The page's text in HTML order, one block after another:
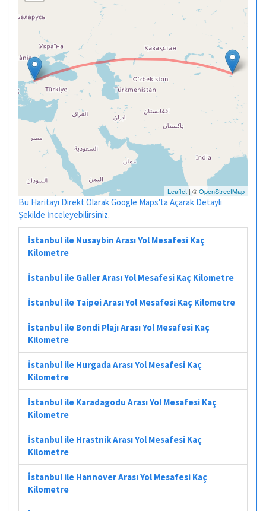
Leaflet | ©OpenStreetMap
Bu Haritayı Direkt Olarak Google Maps'ta Açarak Detaylı
Şekilde İnceleyebilirsiniz.
İstanbul ile Nusaybin Arası Yol Mesafesi Kaç
Kilometre
İstanbul ile Galler Arası Yol Mesafesi Kaç Kilometre
İstanbul ile Taipei Arası Yol Mesafesi Kaç Kilometre
İstanbul ile Bondi Plajı Arası Yol Mesafesi Kaç
Kilometre
İstanbul ile Hurgada Arası Yol Mesafesi Kaç
Kilometre
İstanbul ile Karadagodu Arası Yol Mesafesi Kaç
Kilometre
İstanbul ile Hrastnik Arası Yol Mesafesi Kaç
Kilometre
İstanbul ile Hannover Arası Yol Mesafesi Kaç
Kilometre